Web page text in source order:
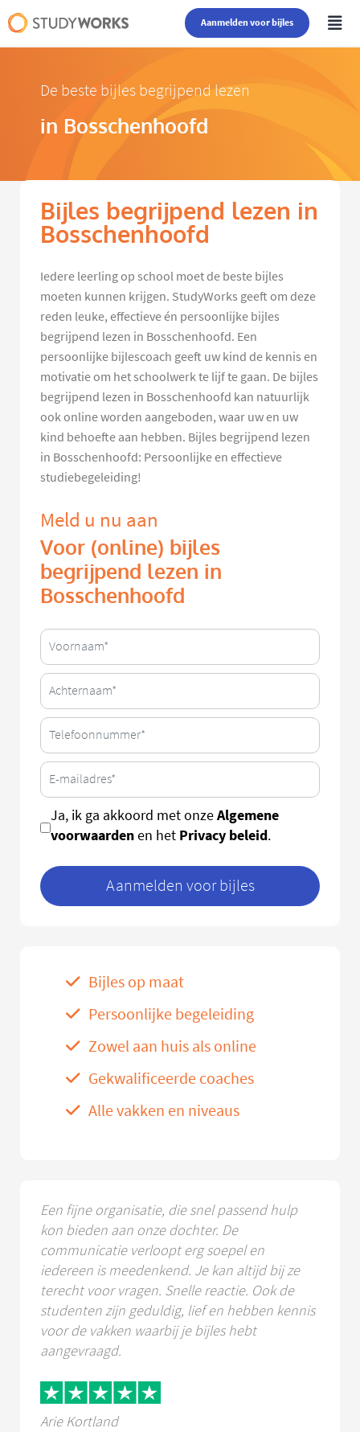
Aanmelden voor bijles
De beste bijles begrijpend lezen
in Bosschenhoofd
Bijles begrijpend lezen in
Bosschenhoofd
Iedere leerling op school moet de beste bijles
moeten kunnen krijgen. StudyWorks geeft om deze
reden leuke, effectieve én persoonlijke bijles
begrijpend lezen in Bosschenhoofd. Een
persoonlijke bijlescoach geeft uw kind de kennis en
motivatie om het schoolwerk te lijf te gaan. De bijles
begrijpend lezen in Bosschenhoofd kan natuurlijk
ook online worden aangeboden, waar uw en uw
kind behoefte aan hebben. Bijles begrijpend lezen
in Bosschenhoofd: Persoonlijke en effectieve
studiebegeleiding!
Meld u nu aan
Voor (online) bijles
begrijpend lezen in
Bosschenhoofd
Ja, ik ga akkoord met onzeAlgemene
voorwaardenen het Privacy beleid.
Aanmelden voor bijles
Bijles op maat
Persoonlijke begeleiding
Zowel aan huis als online
Gekwalificeerde coaches
Alle vakken en niveaus
Een fijne organisatie, die snel passend hulp
kon bieden aan onze dochter. De
communicatie verloopt erg soepel en
iedereen is meedenkend. Je kan altijd bij ze
terecht voor vragen. Snelle reactie. Ook de
studenten zijn geduldig, lief en hebben kennis
voor de vakken waarbij je bijles hebt
aangevraagd.
Arie Kortland